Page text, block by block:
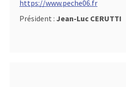
https://www.peche06.fr
Président : Jean-Luc CERUTTI